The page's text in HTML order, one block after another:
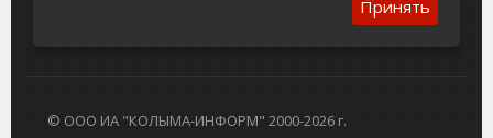
© ООО ИА "КОЛЫМА-ИНФОРМ" 2000-2026 г.
Принять